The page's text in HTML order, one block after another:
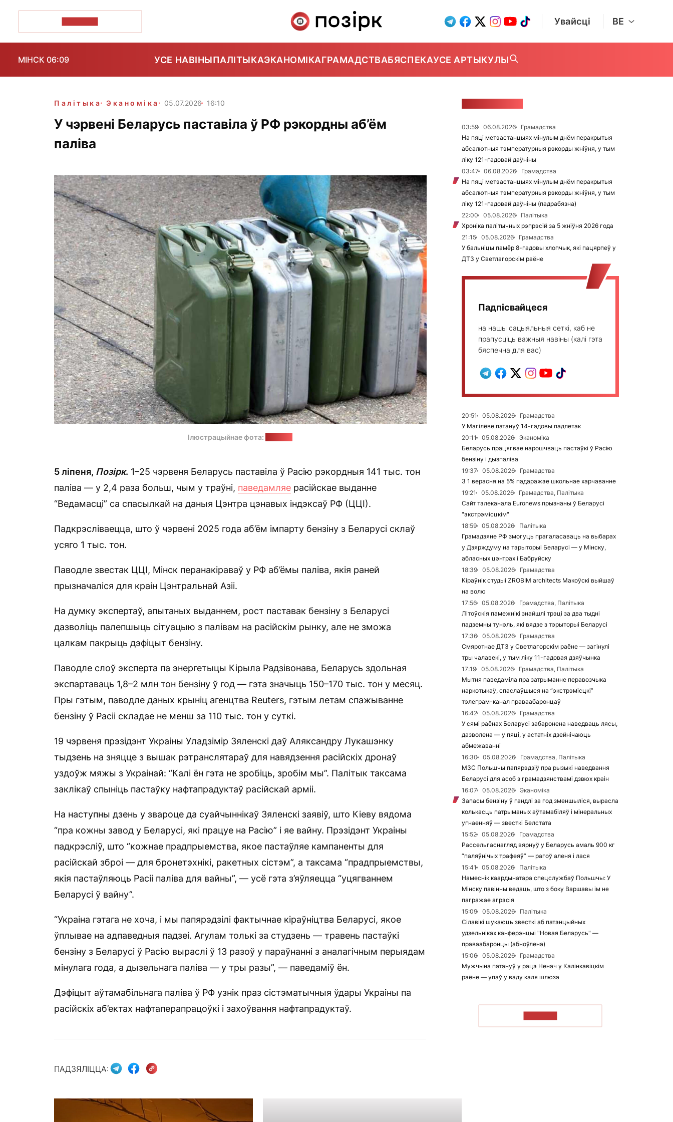
Увайсці BE
МІНСК 06:09 УСЕ НАВІНЫПАЛІТЫКАЭКАНОМІКАГРАМАДСТВАБЯСПЕКАУСЕ АРТЫКУЛЫ
Палітыка Эканоміка 05.07.2026 16:10
У чэрвені Беларусь паставіла ў РФ рэкордны аб’ём
паліва
Ілюстрацыйнае фота:
5 ліпеня, Позірк. 1–25 чэрвеня Беларусь паставіла ў Расію рэкордныя 141 тыс. тон
паліва — у 2,4 раза больш, чым у траўні, паведамляе расійскае выданне
“Ведамасці” са спасылкай на даныя Цэнтра цэнавых індэксаў РФ (ЦЦІ).
Падкрэсліваецца, што ў чэрвені 2025 года аб’ём імпарту бензіну з Беларусі склаў
усяго 1 тыс. тон.
Паводле звестак ЦЦІ, Мінск перанакіраваў у РФ аб’ёмы паліва, якія раней
прызначаліся для краін Цэнтральнай Азіі.
На думку экспертаў, апытаных выданнем, рост паставак бензіну з Беларусі
дазволіць палепшыць сітуацыю з палівам на расійскім рынку, але не зможа
цалкам пакрыць дэфіцыт бензіну.
Паводле слоў эксперта па энергетыцы Кірыла Радзівонава, Беларусь здольная
экспартаваць 1,8–2 млн тон бензіну ў год — гэта значыць 150–170 тыс. тон у месяц.
Пры гэтым, паводле даных крыніц агенцтва Reuters, гэтым летам спажыванне
бензіну ў Расіі складае не менш за 110 тыс. тон у суткі.
19 чэрвеня прэзідэнт Украіны Уладзімір Зяленскі даў Аляксандру Лукашэнку
тыдзень на зняцце з вышак рэтранслятараў для навядзення расійскіх дронаў
уздоўж мяжы з Украінай: “Калі ён гэта не зробіць, зробім мы”. Палітык таксама
заклікаў спыніць пастаўку нафтапрадуктаў расійскай арміі.
На наступны дзень у звароце да суайчыннікаў Зяленскі заявіў, што Кіеву вядома
“пра кожны завод у Беларусі, які працуе на Расію” і яе вайну. Прэзідэнт Украіны
падкрэсліў, што “кожнае прадпрыемства, якое пастаўляе кампаненты для
расійскай зброі — для бронетэхнікі, ракетных сістэм”, а таксама “прадпрыемствы,
якія пастаўляюць Расіі паліва для вайны”, — усё гэта з’яўляецца “уцягваннем
Беларусі ў вайну”.
“Украіна гэтага не хоча, і мы папярэдзілі фактычнае кіраўніцтва Беларусі, якое
ўплывае на адпаведныя падзеі. Агулам толькі за студзень — травень пастаўкі
бензіну з Беларусі ў Расію выраслі ў 13 разоў у параўнанні з аналагічным перыядам
мінулага года, а дызельнага паліва — у тры разы”, — паведаміў ён.
Дэфіцыт аўтамабільнага паліва ў РФ узнік праз сістэматычныя ўдары Украіны па
расійскіх аб’ектах нафтаперапрацоўкі і захоўвання нафтапрадуктаў.
ПАДЗЯЛІЦЦА:
03:59 06.08.2026
Грамадства
На пяці метэастанцыях мінулым днём перакрытыя
абсалютныя тэмпературныя рэкорды жніўня, у тым
ліку 121-гадовай даўніны
03:47
06.08.2026
Грамадства
На пяці метэастанцыях мінулым днём перакрытыя
абсалютныя тэмпературныя рэкорды жніўня, у тым
ліку 121-гадовай даўніны (падрабязна)
22:00
05.08.2026
Палітыка
Хроніка палітычных рэпрэсій за 5 жніўня 2026 года
21:15
05.08.2026
Грамадства
У бальніцы памёр 8-гадовы хлопчык, які пацярпеў у
ДТЗ у Светлагорскім раёне
Падпісвайцеся
на нашы сацыяльныя сеткі, каб не
прапусціць важныя навіны (калі гэта
бяспечна для вас)
20:51 05.08.2026
Грамадства
У Магілёве патануў 14-гадовы падлетак
20:11
05.08.2026
Эканоміка
Беларусь працягвае нарошчваць пастаўкі ў Расію
бензіну і дызпаліва
19:37
05.08.2026
Грамадства
З 1 верасня на 5% падаражэе школьнае харчаванне
19:21
05.08.2026
Грамадства, Палітыка
Сайт тэлеканала Euronews прызнаны ў Беларусі
"экстрэмісцкім"
18:59
05.08.2026
Палітыка
Грамадзяне РФ змогуць прагаласаваць на выбарах
у Дзярждуму на тэрыторыі Беларусі — у Мінску,
абласных цэнтрах і Бабруйску
18:39
05.08.2026
Грамадства
Кіраўнік студыі ZROBIM architects Макоўскі выйшаў
на волю
17:56
05.08.2026
Грамадства, Палітыка
Літоўскія памежнікі знайшлі трэці за два тыдні
падземны тунэль, які вядзе з тэрыторыі Беларусі
17:36
05.08.2026
Грамадства
Смяротнае ДТЗ у Светлагорскім раёне — загінулі
тры чалавекі, у тым ліку 11-гадовая дзяўчынка
17:19
05.08.2026
Грамадства, Палітыка
Мытня паведаміла пра затрыманне перавозчыка
наркотыкаў, спаслаўшыся на “экстрэмісцкі”
тэлеграм-канал праваабаронцаў
16:42
05.08.2026
Грамадства
У сямі раёнах Беларусі забаронена наведваць лясы,
дазволена — у пяці, у астатніх дзейнічаюць
абмежаванні
16:30
05.08.2026
Грамадства, Палітыка
МЗС Польшчы папярэдзіў пра рызыкі наведвання
Беларусі для асоб з грамадзянствамі дзвюх краін
16:07
05.08.2026
Эканоміка
Запасы бензіну ў гандлі за год зменшыліся, вырасла
колькасць патрыманых аўтамабіляў і мінеральных
угнаенняў — звесткі Белстата
15:52
05.08.2026
Грамадства
Рассельгаснагляд вярнуў у Беларусь амаль 900 кг
“паляўнічых трафеяў” — рагоў аленя і лася
15:41
05.08.2026
Палітыка
Намеснік каардынатара спецслужбаў Польшчы: У
Мінску павінны ведаць, што з боку Варшавы ім не
пагражае агрэсія
15:09
05.08.2026
Палітыка
Сілавікі шукаюць звесткі аб патэнцыйных
удзельніках канферэнцыі "Новая Беларусь" —
праваабаронцы (абноўлена)
15:06
05.08.2026
Грамадства
Мужчына патануў у рацэ Ненач у Калінкавіцкім
раёне — упаў у ваду каля шлюза